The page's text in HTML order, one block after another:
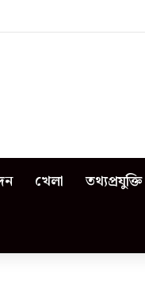
খেলা তথ্যপ্রযুক্তি